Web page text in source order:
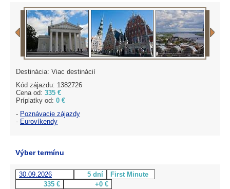
Destinácia: Viac destinácií
Kód zájazdu: 1382726
Cena od: 335 €
Príplatky od: 0 €
- Poznávacie zájazdy
- Eurovíkendy
Výber termínu
30.09.2026 5 dní
First Minute
335 €
+0 €